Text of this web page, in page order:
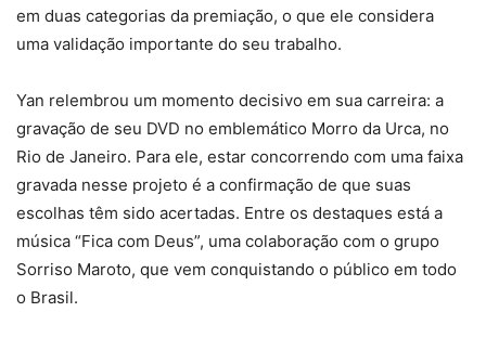
em duas categorias da premiação, o que ele considera
uma validação importante do seu trabalho.
Yan relembrou um momento decisivo em sua carreira: a
gravação de seu DVD no emblemático Morro da Urca, no
Rio de Janeiro. Para ele, estar concorrendo com uma faixa
gravada nesse projeto é a confirmação de que suas
escolhas têm sido acertadas. Entre os destaques está a
música “Fica com Deus”, uma colaboração com o grupo
Sorriso Maroto, que vem conquistando o público em todo
o Brasil.